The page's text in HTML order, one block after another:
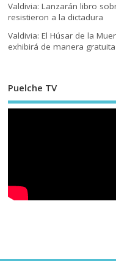
Valdivia: Lanzarán libro
resistieron a la dictadura
Valdivia: El Húsar de la
exhibirá de manera
Puelche TV